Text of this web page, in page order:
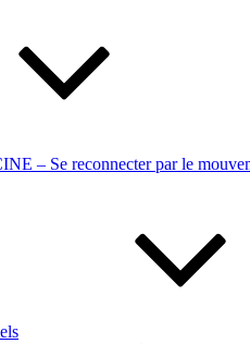
– Se reconnecter par le